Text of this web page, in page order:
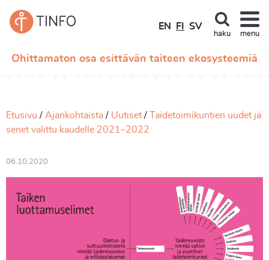
Ohittamaton osa esittävän taiteen ekosysteemiä
EN FI SV
haku menu
Etusivu Ajankohtaista Uutiset
Taidetoimikuntien uudet jä
senet valittu kaudelle 2021–2022
06.10.2020